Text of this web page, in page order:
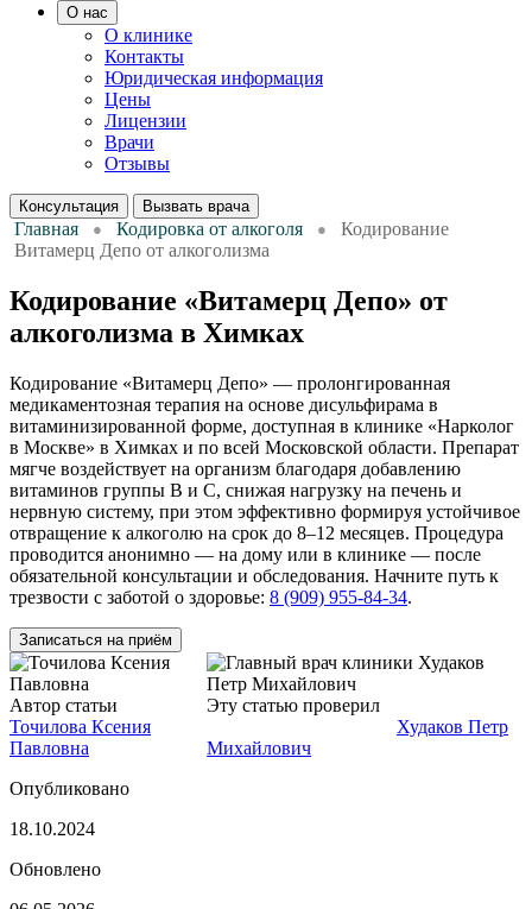
О нас
О клинике
Контакты
Юридическая информация
Цены
Лицензии
Врачи
Отзывы
Консультация Вызвать врача
Главная Кодировка от алкоголя
Кодирование
Витамерц Депо от алкоголизма
Кодирование «Витамерц Депо» от
алкоголизма в Химках
Кодирование «Витамерц Депо» — пролонгированная
медикаментозная терапия на основе дисульфирама в
витаминизированной форме, доступная в клинике «Нарколог
в Москве» в Химках и по всей Московской области. Препарат
мягче воздействует на организм благодаря добавлению
витаминов группы B и C, снижая нагрузку на печень и
нервную систему, при этом эффективно формируя устойчивое
отвращение к алкоголю на срок до 8–12 месяцев. Процедура
проводится анонимно — на дому или в клинике — после
обязательной консультации и обследования. Начните путь к
трезвости с заботой о здоровье: 8 (909) 955-84-34.
Записаться на приём
Автор статьи
Точилова Ксения
Павловна
Эту статью проверил
Худаков Петр
Михайлович
Опубликовано
18.10.2024
Обновлено